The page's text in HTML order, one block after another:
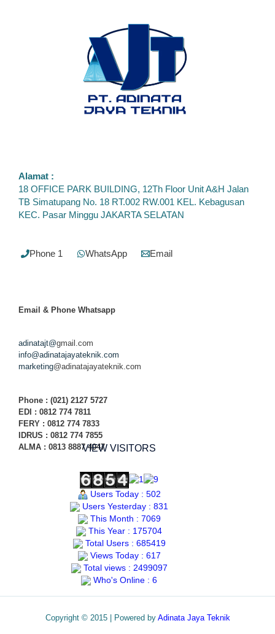
Alamat :
18 OFFICE PARK BUILDING, 12Th Floor Unit A&H Jalan
TB Simatupang No. 18 RT.002 RW.001 KEL. Kebagusan
KEC. Pasar Minggu JAKARTA SELATAN
Phone 1 WhatsApp Email
Email & Phone Whatsapp
adinatajt@gmail.com
info@adinatajayateknik.com
marketing@adinatajayateknik.com
Phone : (021) 2127 5727
EDI : 0812 774 7811
FERY : 0812 774 7833
IDRUS : 0812 774 7855
ALMA : 0813 8887 4047VIEW VISITORS
Users Today : 502
Users Yesterday : 831
This Month : 7069
This Year : 175704
Total Users : 685419
Views Today : 617
Total views : 2499097
Who's Online : 6
Copyright © 2015 | Powered by Adinata Jaya Teknik